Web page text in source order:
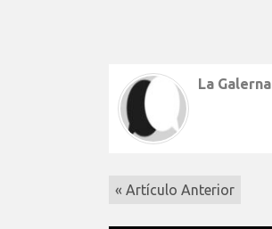
La Galerna
« Artículo Anterior